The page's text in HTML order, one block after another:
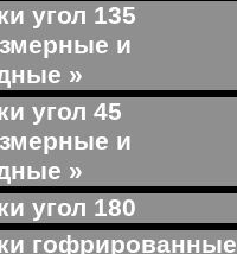
угол 135
и
»
угол 45
и
»
угол 180
гофрированные